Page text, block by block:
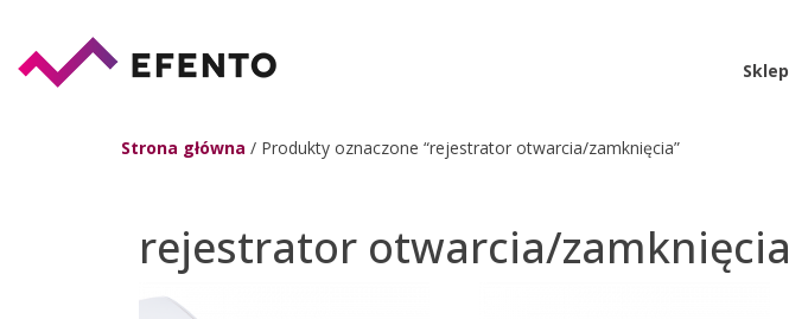
Sklep
Strona główna / Produkty oznaczone “rejestrator otwarcia/zamknięcia”
rejestrator otwarcia/zamknięcia